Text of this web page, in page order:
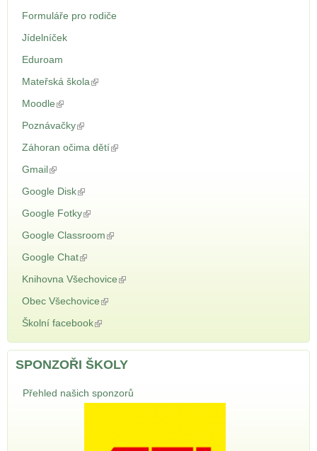
Formuláře pro rodiče
Jídelníček
Eduroam
Mateřská škola(odkaz je externí)
Moodle (odkaz je externí)
Poznávačky(odkaz je externí)
Záhoran očima dětí(odkaz je externí)
Gmail (odkaz je externí)
Google Disk(odkaz je externí)
Google Fotky(odkaz je externí)
Google Classroom (odkaz je externí)
Google Chat(odkaz je externí)
Knihovna Všechovice (odkaz je externí)
Obec Všechovice (odkaz je externí)
Školní facebook(odkaz je externí)
SPONZOŘI ŠKOLY
Přehled našich sponzorů